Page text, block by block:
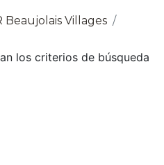
Beaujolais Villages
los criterios de búsqueda